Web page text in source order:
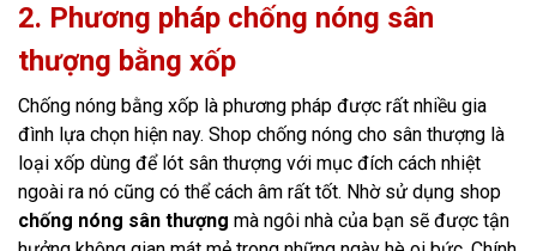
2. Phương pháp chống nóng sân
thượng bằng xốp
Chống nóng bằng xốp là phương pháp được rất nhiều gia
đình lựa chọn hiện nay. Shop chống nóng cho sân thượng là
loại xốp dùng để lót sân thượng với mục đích cách nhiệt
ngoài ra nó cũng có thể cách âm rất tốt. Nhờ sử dụng shop
chống nóng sân thượng mà ngôi nhà của bạn sẽ được tận